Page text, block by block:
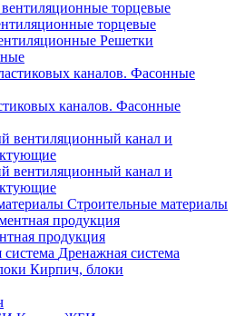
торцевые
Решетки
каналов. Фасонные
вентиляционный канал и
вентиляционный канал и
Строительные материалы
продукция
Дренажная система
Кирпич, блоки